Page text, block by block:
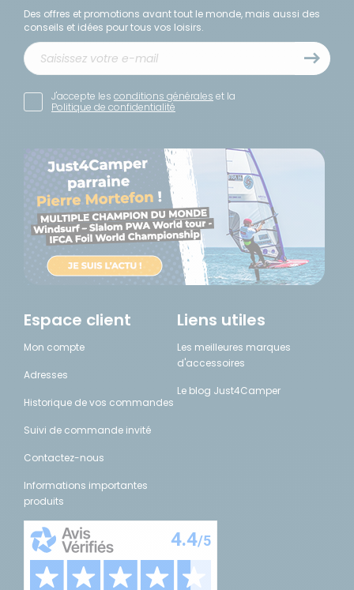
Des offres et promotions avant tout le monde, mais aussi des
conseils et idées pour tous vos loisirs.
J'accepte les conditions générales et la
Politique de confidentialité
Espace client
Mon compte
Adresses
Historique de vos commandes
Suivi de commande invité
Contactez-nous
Informations importantes
produits
Liens utiles
Les meilleures marques
d'accessoires
Le blog Just4Camper